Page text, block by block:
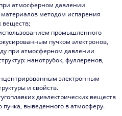
атмосферном давлении
методом испарения
веществ;
промышленного
пучком электронов,
при атмосферном давлении
нанотрубок, фуллеренов,
электронным
и свойств.
диэлектрических веществ
выведенного в атмосферу.